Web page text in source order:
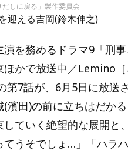
だしに戻る」製作委員会
迎える吉岡(鈴木伸之)
演を務めるドラマ9「刑
ほかで放送中／Lemino
第7話が、6月5日に放送
(濱田)の前に立ちはだか
していく絶望的な展開と
てうそでしょ…」「ハラ